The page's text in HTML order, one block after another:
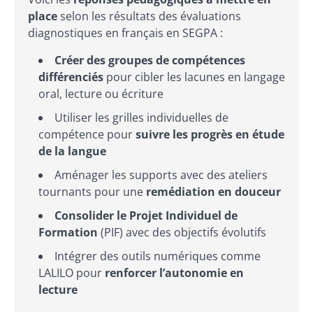
placeselon les résultats des évaluations
diagnostiques en français en SEGPA :
Créer des groupes de compétences
différenciés pour cibler les lacunes en langage
oral, lecture ou écriture
Utiliser les grilles individuelles de
compétence poursuivre les progrès en étude
de la langue
Aménager les supports avec des ateliers
tournants pour une remédiation en douceur
Consolider le Projet Individuel de
Formation (PIF) avec des objectifs évolutifs
Intégrer des outils numériques comme
LALILO pour renforcer l’autonomie en
lecture